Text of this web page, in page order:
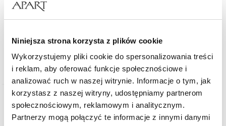
Niniejsza strona korzysta z plików cookie
Wykorzystujemy pliki cookie do spersonalizowania treści
i reklam, aby oferować funkcje społecznościowe i
analizować ruch w naszej witrynie. Informacje o tym, jak
korzystasz z naszej witryny, udostępniamy partnerom
społecznościowym, reklamowym i analitycznym.
Partnerzy mogą połączyć te informacje z innymi danymi
179 zł